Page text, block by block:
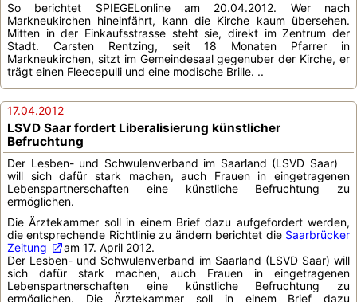
So berichtet SPIEGELonline am 20.04.2012. Wer nach
Markneukirchen hineinfährt, kann die Kirche kaum übersehen.
Mitten in der Einkaufsstrasse steht sie, direkt im Zentrum der
Stadt. Carsten Rentzing, seit 18 Monaten Pfarrer in
Markneukirchen, sitzt im Gemeindesaal gegenuber der Kirche, er
trägt einen Fleecepulli und eine modische Brille. ..
17.04.2012
LSVD Saar fordert Liberalisierung künstlicher
Befruchtung
Der Lesben- und Schwulenverband im Saarland (LSVD Saar)
will sich dafür stark machen, auch Frauen in eingetragenen
Lebenspartnerschaften eine künstliche Befruchtung zu
ermöglichen.
Die Ärztekammer soll in einem Brief dazu aufgefordert werden,
die entsprechende Richtlinie zu ändern berichtet die Saarbrücker
Zeitung
am 17. April 2012.
Der Lesben- und Schwulenverband im Saarland (LSVD Saar) will
sich dafür stark machen, auch Frauen in eingetragenen
Lebenspartnerschaften eine künstliche Befruchtung zu
ermöglichen. Die Ärztekammer soll in einem Brief dazu